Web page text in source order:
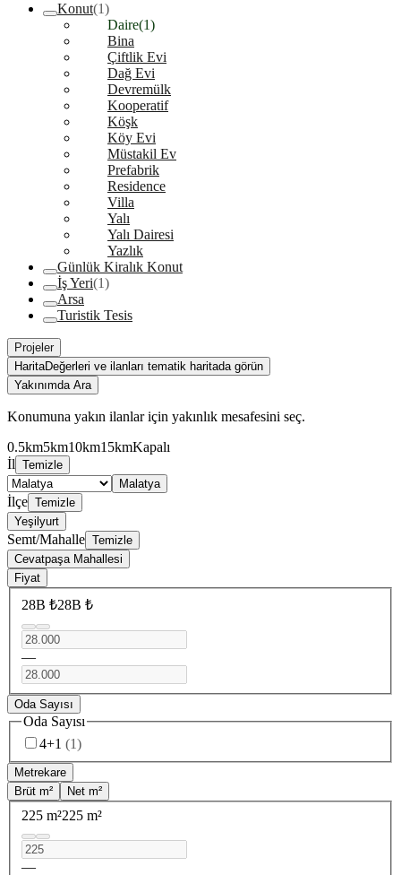
Konut(1)
Daire(1)
Bina
Çiftlik Evi
Dağ Evi
Devremülk
Kooperatif
Köşk
Köy Evi
Müstakil Ev
Prefabrik
Residence
Villa
Yalı
Yalı Dairesi
Yazlık
Günlük Kiralık Konut
İş Yeri(1)
Arsa
Turistik Tesis
Projeler
HaritaDeğerleri ve ilanları tematik haritada görün
Yakınımda Ara
Konumuna yakın ilanlar için yakınlık mesafesini seç.
0.5km5km10km15kmKapalı
İl Temizle
Malatya
İlçe Temizle
Yeşilyurt
Semt/Mahalle Temizle
Cevatpaşa Mahallesi
Fiyat
28B ₺28B ₺
—
Oda Sayısı
Oda Sayısı
4+1 (1)
Metrekare
Brüt m²
Net m²
225 m²225 m²
—